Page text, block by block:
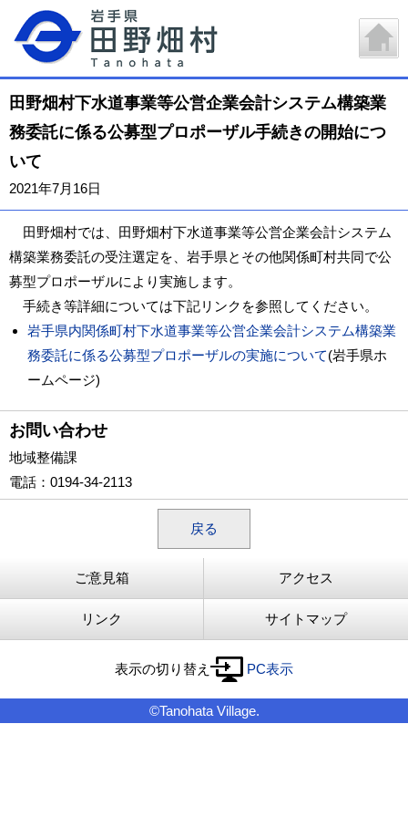
田野畑村下水道事業等公営企業会計システム構築業
務委託に係る公募型プロポーザル手続きの開始につ
いて
2021年7月16日
田野畑村では、田野畑村下水道事業等公営企業会計システム
構築業務委託の受注選定を、岩手県とその他関係町村共同で公
募型プロポーザルにより実施します。
手続き等詳細については下記リンクを参照してください。
岩手県内関係町村下水道事業等公営企業会計システム構築業
務委託に係る公募型プロポーザルの実施について(岩手県ホ
ームページ)
お問い合わせ
地域整備課
電話 ：0194-34-2113
戻る
ご意見箱 アクセス
リンク サイトマップ
表示の切り替え PC表示
©Tanohata Village.